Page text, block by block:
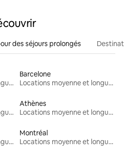
des séjours prolongés
Locations moyenne et longue durée
Barcelone
Locations moyenne et longue durée
Locations moyenne et longue durée
Athènes
Locations moyenne et longue durée
Locations moyenne et longue durée
Montréal
Locations moyenne et longue durée